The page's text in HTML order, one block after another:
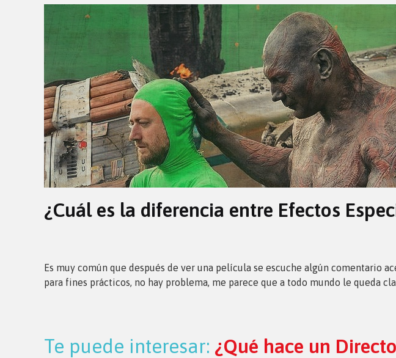
¿Cuál es la diferencia entre Efectos
Es muy común que después de ver una película se escuche algún comentario
para fines prácticos, no hay problema, me parece que a todo mundo le queda
Te puede interesar: ¿Qué hace un